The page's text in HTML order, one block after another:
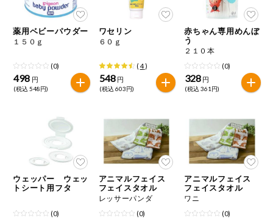
薬用ベビーパウダー
１５０ｇ
(0)
498 円
(税込 548円)
ワセリン
６０ｇ
( 4)
548 円
(税込 603円)
赤ちゃん専用めんぼ
う
２１０本
(0)
328 円
(税込 361円)
ウェッパー ウェッ
トシート用フタ
(0)
アニマルフェイス
フェイスタオル
レッサーパンダ
(0)
アニマルフェイス
フェイスタオル
ワニ
(0)